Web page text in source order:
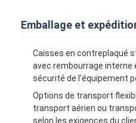
Filtre à air
Filtre à manches de Hepa
Emballage et
Caisses en contreplaqué
avec rembourrage interne
sécurité de l'équipement
Options de transport
transport aérien ou
selon les exigences du